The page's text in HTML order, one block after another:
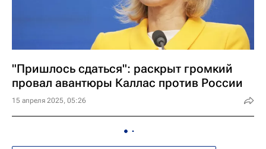
"Пришлось сдаться": раскрыт громкий
провал авантюры Каллас против России
15 апреля 2025, 05:26